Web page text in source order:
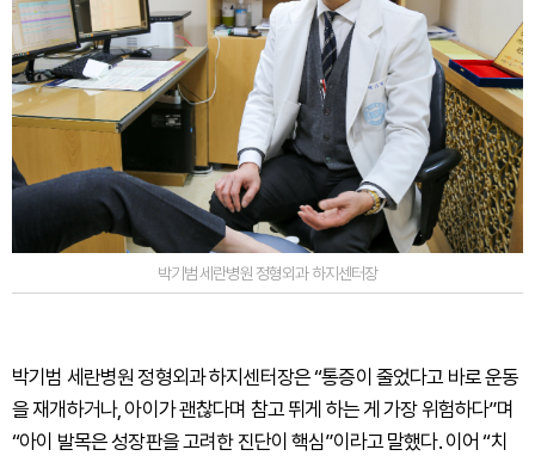
박기범 세란병원 정형외과 하지센터장
박기범 세란병원 정형외과 하지센터장은 “통증이 줄었다고 바로 운동
을 재개하거나, 아이가 괜찮다며 참고 뛰게 하는 게 가장 위험하다”며
“아이 발목은 성장판을 고려한 진단이 핵심”이라고 말했다. 이어 “치